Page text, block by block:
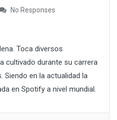
No Responses
Toca diversos
cultivado durante su carrera
Siendo en la actualidad la
en Spotify a nivel mundial.